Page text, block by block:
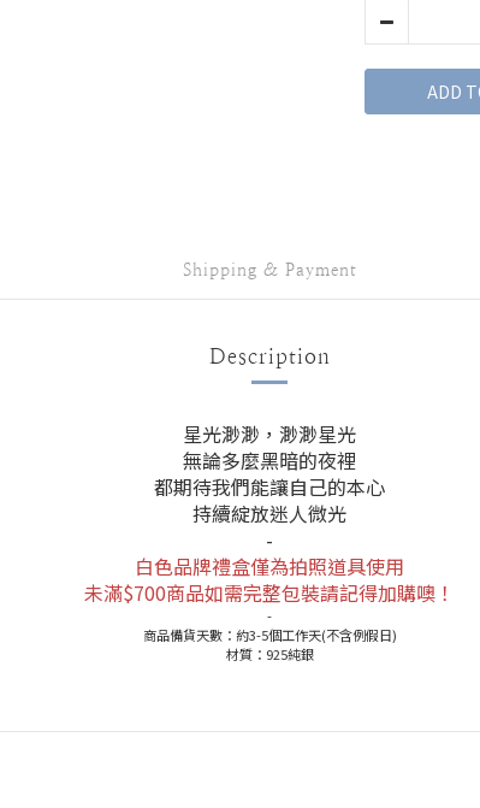
ADD
Shipping & Payment
Description
星光渺渺，渺渺星光
無論多麼黑暗的夜裡
都期待我們能讓自己的本心
持續綻放迷人微光
-
白色品牌禮盒僅為拍照道具使用
未滿$700商品如需完整包裝請記得加購噢！
-
商品備貨天數：約3-5個工作天(不含例假日)
材質：925純銀